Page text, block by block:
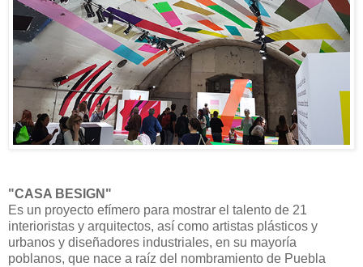
"CASA BESIGN"
Es un proyecto efímero para mostrar el talento de 21
interioristas y arquitectos, así como artistas plásticos y
urbanos y diseñadores industriales, en su mayoría
poblanos, que nace a raíz del nombramiento de Puebla